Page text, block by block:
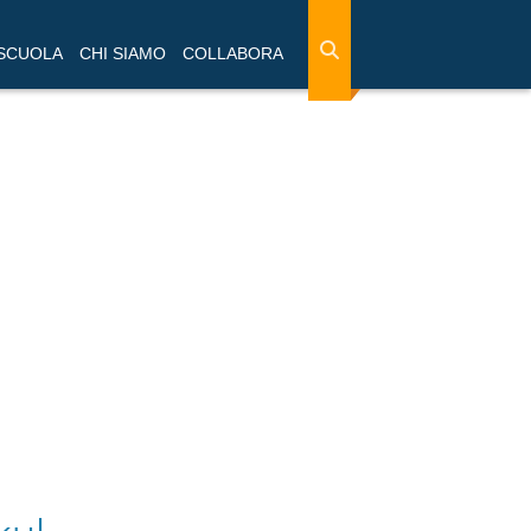
CHI SIAMO COLLABORA